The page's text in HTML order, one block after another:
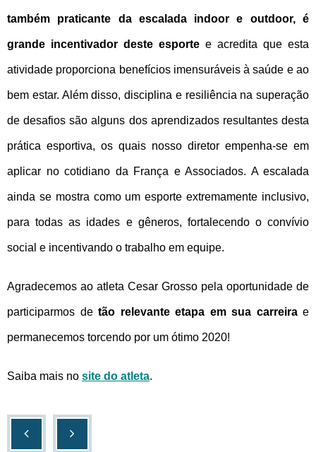
também praticante da escalada indoor e outdoor, é
grande incentivador deste esporte e acredita que esta
atividade proporciona benefícios imensuráveis à saúde e ao
bem estar. Além disso, disciplina e resiliência na superação
de desafios são alguns dos aprendizados resultantes desta
prática esportiva, os quais nosso diretor empenha-se em
aplicar no cotidiano da França e Associados. A escalada
ainda se mostra como um esporte extremamente inclusivo,
para todas as idades e gêneros, fortalecendo o convívio
social e incentivando o trabalho em equipe.
Agradecemos ao atleta Cesar Grosso pela oportunidade de
participarmos de tão relevante etapa em sua carreirae
permanecemos torcendo por um ótimo 2020!
Saiba mais no site do atleta.